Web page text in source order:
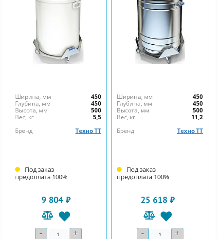
Ширина, мм
450
Глубина, мм
450
Высота, мм
500
Вес, кг
5,5
Бренд
Техно ТТ
Под заказ
предоплата 100%
9 804 ₽
- Количество
+
Ширина, мм
450
Глубина, мм
450
Высота, мм
500
Вес, кг
11,2
Бренд
Техно ТТ
Под заказ
предоплата 100%
25 618 ₽
- Количество
+